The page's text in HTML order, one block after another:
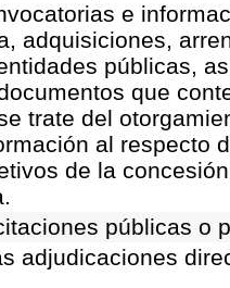
e
adquisiciones,
públicas,
que
trate del
al respecto
de la
públicas o
adjudicaciones